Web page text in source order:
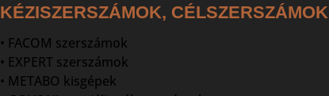
KÉZISZERSZÁMOK, CÉLSZERSZÁMOK
• FACOM szerszámok
• EXPERT szerszámok
• METABO kisgépek